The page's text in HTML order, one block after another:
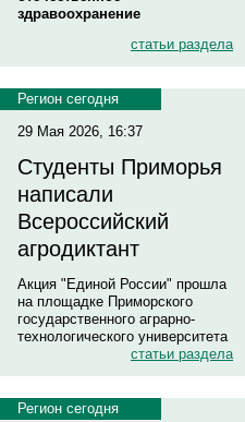
здравоохранение
статьи раздела
Регион сегодня
29 Мая 2026, 16:37
Студенты Приморья
написали
Всероссийский
агродиктант
Акция "Единой России" прошла
на площадке Приморского
государственного аграрно-
технологического университета
статьи раздела
Регион сегодня